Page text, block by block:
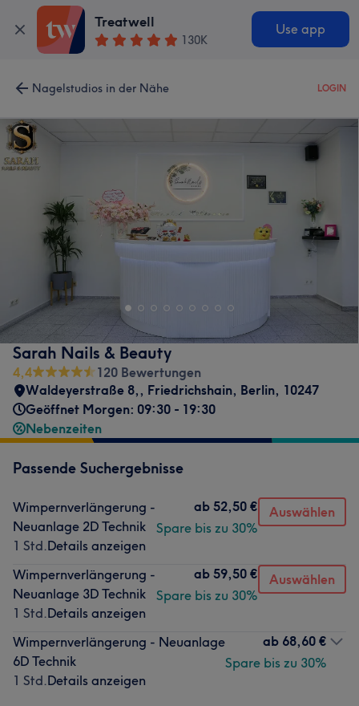
Treatwell
130K
Use app
Nagelstudios in der Nähe LOGIN
Sarah Nails & Beauty
4,4
120 Bewertungen
Waldeyerstraße 8,, Friedrichshain, Berlin, 10247
Geöffnet Morgen: 09:30 - 19:30
Nebenzeiten
Passende Suchergebnisse
Wimpernverlängerung -
Neuanlage 2D Technik
1 Std.Details anzeigen
ab 52,50 €
Spare bis zu 30%
Auswählen
Wimpernverlängerung -
Neuanlage 3D Technik
1 Std.Details anzeigen
ab 59,50 €
Spare bis zu 30%
Auswählen
Wimpernverlängerung - Neuanlage
6D Technik
1 Std.Details anzeigen
ab 68,60 €
Spare bis zu 30%